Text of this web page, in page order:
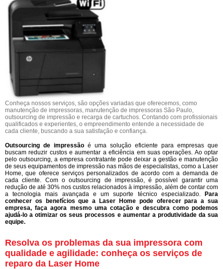
Conheça nossos serviços, são opções variadas que oferecemos, como
manutenção de impressoras, manutenção de impressoras São Paulo,
outsourcing de impressão e recarga de cartuchos. Contando com profissionais
qualificados e experientes, o empreendimento entende a necessidade de
cada cliente, buscando a sua satisfação e confiança.
Outsourcing de impressão é uma solução eficiente para empresas que
buscam reduzir custos e aumentar a eficiência em suas operações. Ao optar
pelo outsourcing, a empresa contratante pode deixar a gestão e manutenção
de seus equipamentos de impressão nas mãos de especialistas, como a Laser
Home, que oferece serviços personalizados de acordo com a demanda de
cada cliente. Com o outsourcing de impressão, é possível garantir uma
redução de até 30% nos custos relacionados à impressão, além de contar com
a tecnologia mais avançada e um suporte técnico especializado. Para
conhecer os benefícios que a Laser Home pode oferecer para a sua
empresa, faça agora mesmo uma cotação e descubra como podemos
ajudá-lo a otimizar os seus processos e aumentar a produtividade da sua
equipe.
Resolva os problemas da sua impressora com
qualidade e agilidade: conheça os serviços de
reparo da Laser Home